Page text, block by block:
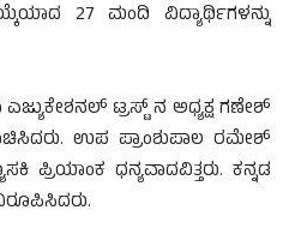
27 ಮಂದಿ ವಿದ್ಯಾರ್ಥಿಗಳನ್ನು
ಟ್ರಸ್ಟ್ ನ ಅಧ್ಯಕ್ಷ ಗಣೇಶ್
ಉಪ ಪ್ರಾಂಶುಪಾಲ ರಮೇಶ್
ಪ್ರಿಯಾಂಕ ಧನ್ಯವಾದವಿತ್ತರು. ಕನ್ನಡ